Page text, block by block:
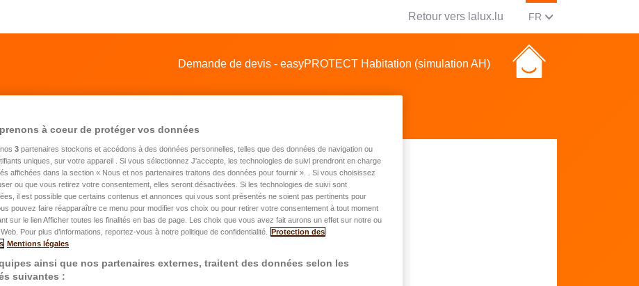
Retour vers lalux.lu CHANGER LA
FR (FRANCAIS)
Demande de devis - easyPROTECT Habitation (simulation AH)
de devis pour une assurance
Prénom*
à coeur de protéger vos données
3 partenaires stockons et accédons à des données personnelles, telles que des données de navigation ou
uniques, sur votre appareil . Si vous sélectionnez J'accepte, les technologies de suivi prendront en charge
affichées dans la section « Nous et nos partenaires traitons des données pour fournir ». . Si vous choisissez
ou que vous retirez votre consentement, elles seront désactivées. Si les technologies de suivi sont
il est possible que certains contenus et annonces qui vous sont présentés ne soient pas pertinents pour
pouvez faire réapparaître ce menu pour modifier vos choix ou pour retirer votre consentement à tout moment
sur le lien Afficher toutes les finalités en bas de page. Les choix que vous avez fait aurons un effet sur notre ou
Pour plus d’informations, reportez-vous à notre politique de confidentialité.
Protection des
Mentions légales
ainsi que nos partenaires externes, traitent des données selon les
suivantes :